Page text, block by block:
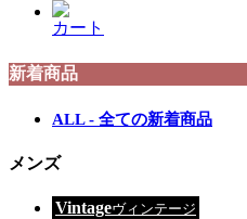
カート
新着商品
ALL - 全ての新着商品
メンズ
Vintageヴィンテージ